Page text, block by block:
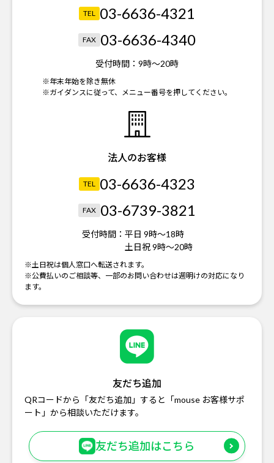
TEL 03-6636-4321
FAX 03-6636-4340
受付時間： 9時～20時
※年末年始を除き無休
※ガイダンスに従って、メニュー番号を押してください。
法人のお客様
TEL 03-6636-4323
FAX 03-6739-3821
受付時間： 平日 9時～18時
土日祝 9時～20時
※土日祝は個人窓口へ転送されます。
※公費払いのご相談等、一部のお問い合わせは週明けの対応になり
ます。
友だち追加
QRコードから「友だち追加」すると「mouse お客様サポ
ート」から相談いただけます。
友だち追加はこちら